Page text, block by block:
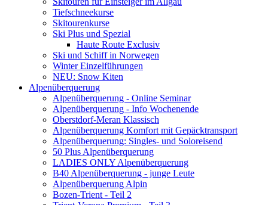
Tiefschneekurse
Skitourenkurse
Ski Plus und Spezial
Haute Route Exclusiv
Ski und Schiff in Norwegen
Winter Einzelführungen
NEU: Snow Kiten
Alpenüberquerung
Alpenüberquerung - Online Seminar
Alpenüberquerung - Info Wochenende
Oberstdorf-Meran Klassisch
Alpenüberquerung Komfort mit Gepäcktransport
Alpenüberquerung: Singles- und Soloreisend
50 Plus Alpenüberquerung
LADIES ONLY Alpenüberquerung
B40 Alpenüberquerung - junge Leute
Alpenüberquerung Alpin
Bozen-Trient - Teil 2